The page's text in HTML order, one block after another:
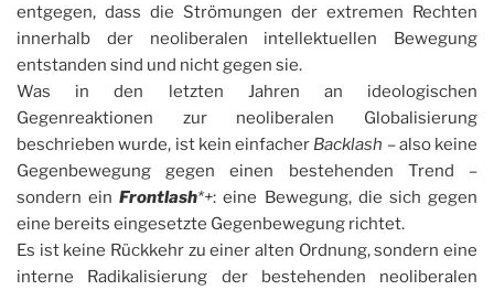
entgegen, dass die Strömungen der extremen Rechten
innerhalb der neoliberalen intellektuellen Bewegung
entstanden sind und nicht gegen sie.
Was in den letzten Jahren an ideologischen
Gegenreaktionen zur neoliberalen Globalisierung
beschrieben wurde, ist kein einfacher Backlash – also keine
Gegenbewegung gegen einen bestehenden Trend –
sondern einFrontlash*+: eine Bewegung, die sich gegen
eine bereits eingesetzte Gegenbewegung richtet.
Es ist keine Rückkehr zu einer alten Ordnung, sondern eine
interne Radikalisierung der bestehenden neoliberalen